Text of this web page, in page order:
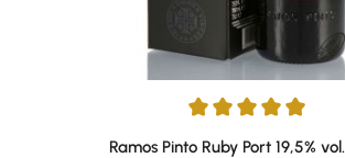
Durchschnittliche Bewertung von 4.88
Ramos Pinto Ruby Port 19,5%